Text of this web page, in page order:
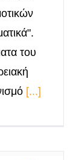
του
[...]